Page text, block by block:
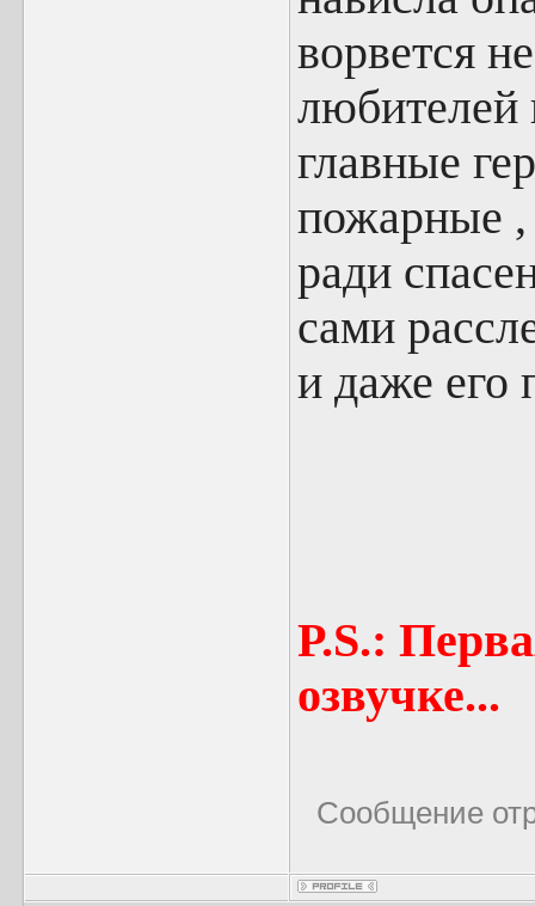
ворвется
любителей
главные
пожарные ,
ради
сами
и даже его
P.S.:
озвучке...
Сообщение